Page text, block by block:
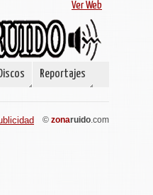
Ver Web
Discos Reportajes
© zonaruido.com